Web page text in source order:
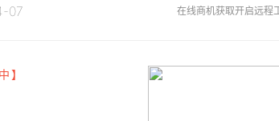
07 在线商机获取开启远程
】